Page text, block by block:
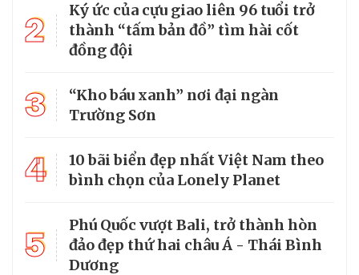
2
Ký ức của cựu giao liên 96 tuổi trở
thành “tấm bản đồ” tìm hài cốt
đồng đội
3
“Kho báu xanh” nơi đại ngàn
Trường Sơn
4
10 bãi biển đẹp nhất Việt Nam theo
bình chọn của Lonely Planet
5
Phú Quốc vượt Bali, trở thành hòn
đảo đẹp thứ hai châu Á - Thái Bình
Dương